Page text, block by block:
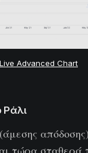
Live Advanced Chart
τώρα σταθερά